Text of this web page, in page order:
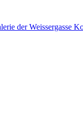
der Weissergasse